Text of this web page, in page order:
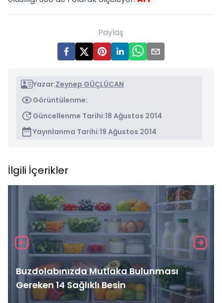
Paylaş
Yazar:Zeynep GÜÇLÜCAN
Görüntülenme:
Güncellenme Tarihi:18 Ağustos 2014
Yayınlanma Tarihi:19 Ağustos 2014
İlgili İçerikler
Buzdolabınızda Mutlaka Bulunması
Gereken 14 Sağlıklı Besin